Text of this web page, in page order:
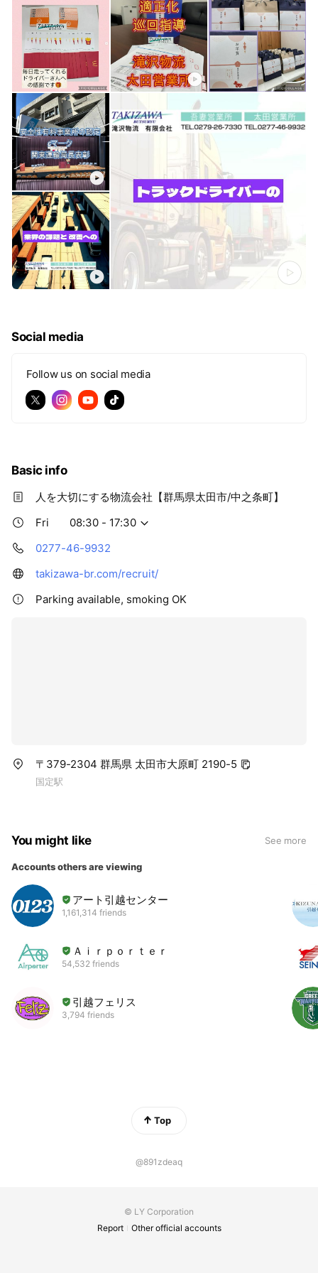
Social media
Follow us on social media
Basic info
人を大切にする物流会社【群馬県太田市/中之条町】
Fri
08:30 - 17:30
0277-46-9932
takizawa-br.com/recruit/
Parking available, smoking OK
〒379-2304 群馬県 太田市大原町 2190-5
国定駅
You might like See more
Accounts others are viewing
アート引越センター
1,161,314 friends
Ａｉｒｐｏｒｔｅｒ
54,532 friends
引越フェリス
3,794 friends
Top
@891zdeaq
© LY Corporation
Report
Other official accounts